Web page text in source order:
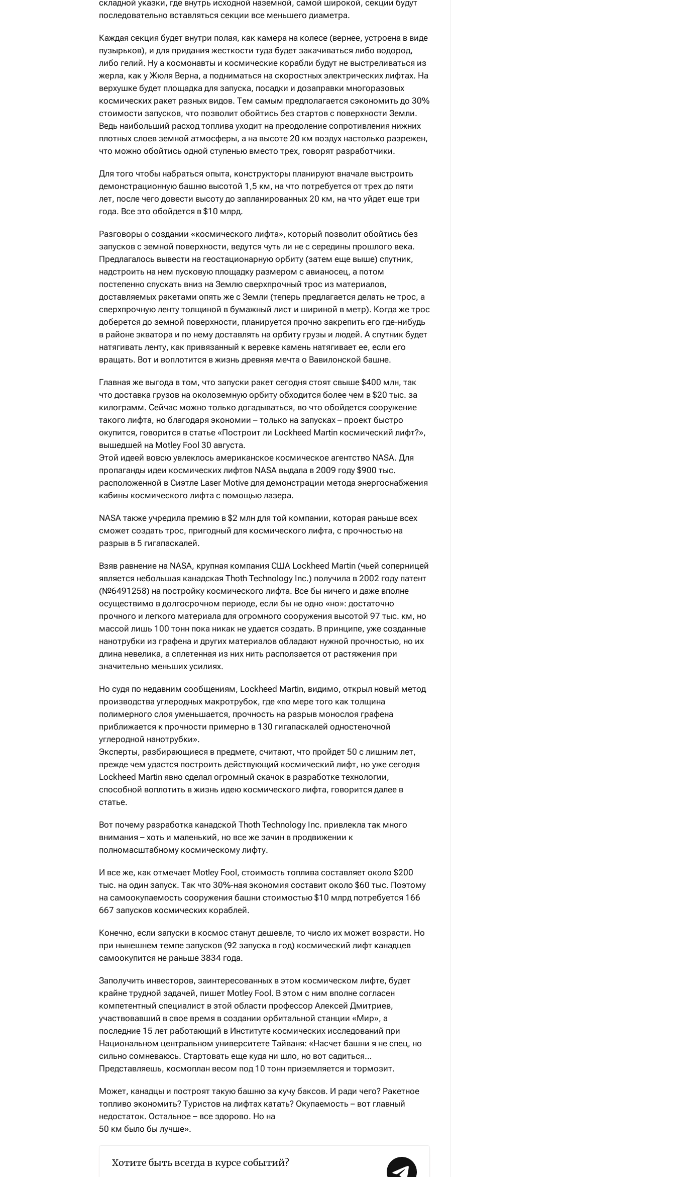
складной указки, где внутрь исходной наземной, самой широкой, секции будут
последовательно вставляться секции все меньшего диаметра.
Каждая секция будет внутри полая, как камера на колесе (вернее, устроена в виде
пузырьков), и для придания жесткости туда будет закачиваться либо водород,
либо гелий. Ну а космонавты и космические корабли будут не выстреливаться из
жерла, как у Жюля Верна, а подниматься на скоростных электрических лифтах. На
верхушке будет площадка для запуска, посадки и дозаправки многоразовых
космических ракет разных видов. Тем самым предполагается сэкономить до 30%
стоимости запусков, что позволит обойтись без стартов с поверхности Земли.
Ведь наибольший расход топлива уходит на преодоление сопротивления нижних
плотных слоев земной атмосферы, а на высоте 20 км воздух настолько разрежен,
что можно обойтись одной ступенью вместо трех, говорят разработчики.
Для того чтобы набраться опыта, конструкторы планируют вначале выстроить
демонстрационную башню высотой 1,5 км, на что потребуется от трех до пяти
лет, после чего довести высоту до запланированных 20 км, на что уйдет еще три
года. Все это обойдется в $10 млрд.
Разговоры о создании «космического лифта», который позволит обойтись без
запусков с земной поверхности, ведутся чуть ли не с середины прошлого века.
Предлагалось вывести на геостационарную орбиту (затем еще выше) спутник,
надстроить на нем пусковую площадку размером с авианосец, а потом
постепенно спускать вниз на Землю сверхпрочный трос из материалов,
доставляемых ракетами опять же с Земли (теперь предлагается делать не трос, а
сверхпрочную ленту толщиной в бумажный лист и шириной в метр). Когда же трос
доберется до земной поверхности, планируется прочно закрепить его где-нибудь
в районе экватора и по нему доставлять на орбиту грузы и людей. А спутник будет
натягивать ленту, как привязанный к веревке камень натягивает ее, если его
вращать. Вот и воплотится в жизнь древняя мечта о Вавилонской башне.
Главная же выгода в том, что запуски ракет сегодня стоят свыше $400 млн, так
что доставка грузов на околоземную орбиту обходится более чем в $20 тыс. за
килограмм. Сейчас можно только догадываться, во что обойдется сооружение
такого лифта, но благодаря экономии – только на запусках – проект быстро
окупится, говорится в статье «Построит ли Lockheed Martin космический лифт?»,
вышедшей на Motley Fool 30 августа.
Этой идеей вовсю увлеклось американское космическое агентство NASA. Для
пропаганды идеи космических лифтов NASA выдала в 2009 году $900 тыс.
расположенной в Сиэтле Laser Motive для демонстрации метода энергоснабжения
кабины космического лифта с помощью лазера.
NASA также учредила премию в $2 млн для той компании, которая раньше всех
сможет создать трос, пригодный для космического лифта, с прочностью на
разрыв в 5 гигапаскалей.
Взяв равнение на NASA, крупная компания США Lockheed Martin (чьей соперницей
является небольшая канадская Thoth Technology Inc.) получила в 2002 году патент
(№6491258) на постройку космического лифта. Все бы ничего и даже вполне
осуществимо в долгосрочном периоде, если бы не одно «но»: достаточно
прочного и легкого материала для огромного сооружения высотой 97 тыс. км, но
массой лишь 100 тонн пока никак не удается создать. В принципе, уже созданные
нанотрубки из графена и других материалов обладают нужной прочностью, но их
длина невелика, а сплетенная из них нить расползается от растяжения при
значительно меньших усилиях.
Но судя по недавним сообщениям, Lockheed Martin, видимо, открыл новый метод
производства углеродных макротрубок, где «по мере того как толщина
полимерного слоя уменьшается, прочность на разрыв монослоя графена
приближается к прочности примерно в 130 гигапаскалей одностеночной
углеродной нанотрубки».
Эксперты, разбирающиеся в предмете, считают, что пройдет 50 с лишним лет,
прежде чем удастся построить действующий космический лифт, но уже сегодня
Lockheed Martin явно сделал огромный скачок в разработке технологии,
способной воплотить в жизнь идею космического лифта, говорится далее в
статье.
Вот почему разработка канадской Thoth Technology Inc. привлекла так много
внимания – хоть и маленький, но все же зачин в продвижении к
полномасштабному космическому лифту.
И все же, как отмечает Motley Fool, стоимость топлива составляет около $200
тыс. на один запуск. Так что 30%-ная экономия составит около $60 тыс. Поэтому
на самоокупаемость сооружения башни стоимостью $10 млрд потребуется 166
667 запусков космических кораблей.
Конечно, если запуски в космос станут дешевле, то число их может возрасти. Но
при нынешнем темпе запусков (92 запуска в год) космический лифт канадцев
самоокупится не раньше 3834 года.
Заполучить инвесторов, заинтересованных в этом космическом лифте, будет
крайне трудной задачей, пишет Motley Fool. В этом с ним вполне согласен
компетентный специалист в этой области профессор Алексей Дмитриев,
участвовавший в свое время в создании орбитальной станции «Мир», а
последние 15 лет работающий в Институте космических исследований при
Национальном центральном университете Тайваня: «Насчет башни я не спец, но
сильно сомневаюсь. Стартовать еще куда ни шло, но вот садиться…
Представляешь, космоплан весом под 10 тонн приземляется и тормозит.
Может, канадцы и построят такую башню за кучу баксов. И ради чего? Ракетное
топливо экономить? Туристов на лифтах катать? Окупаемость – вот главный
недостаток. Остальное – все здорово. Но на
50 км было бы лучше».
Хотите быть всегда в курсе событий?